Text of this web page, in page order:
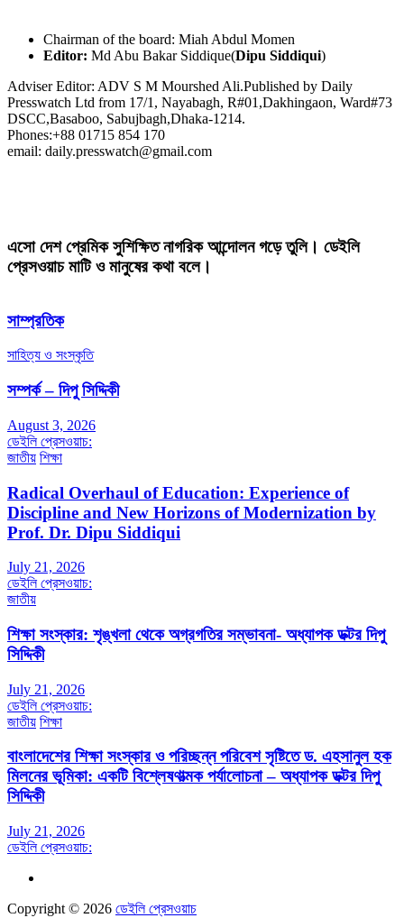
Chairman of the board: Miah Abdul Momen
Editor: Md Abu Bakar Siddique(Dipu Siddiqui)
Adviser Editor: ADV S M Mourshed Ali.Published by Daily
Presswatch Ltd from 17/1, Nayabagh, R#01,Dakhingaon, Ward#73
DSCC,Basaboo, Sabujbagh,Dhaka-1214.
Phones:+88 01715 854 170
email: daily.presswatch@gmail.com
এসো দেশ প্রেমিক সুশিক্ষিত নাগরিক আন্দোলন গড়ে তুলি। ডেইলি
প্রেসওয়াচ মাটি ও মানুষের কথা বলে।
সাম্প্রতিক
সাহিত্য ও সংস্কৃতি
সম্পর্ক – দিপু সিদ্দিকী
August 3, 2026
ডেইলি প্রেসওয়াচ:
জাতীয় শিক্ষা
Radical Overhaul of Education: Experience of
Discipline and New Horizons of Modernization by
Prof. Dr. Dipu Siddiqui
July 21, 2026
ডেইলি প্রেসওয়াচ:
জাতীয়
শিক্ষা সংস্কার: শৃঙ্খলা থেকে অগ্রগতির সম্ভাবনা- অধ্যাপক ডক্টর দিপু
সিদ্দিকী
July 21, 2026
ডেইলি প্রেসওয়াচ:
জাতীয় শিক্ষা
বাংলাদেশের শিক্ষা সংস্কার ও পরিচ্ছন্ন পরিবেশ সৃষ্টিতে ড. এহসানুল হক
মিলনের ভূমিকা: একটি বিশ্লেষণাত্মক পর্যালোচনা – অধ্যাপক ডক্টর দিপু
সিদ্দিকী
July 21, 2026
ডেইলি প্রেসওয়াচ:
Copyright © 2026 ডেইলি প্রেসওয়াচ